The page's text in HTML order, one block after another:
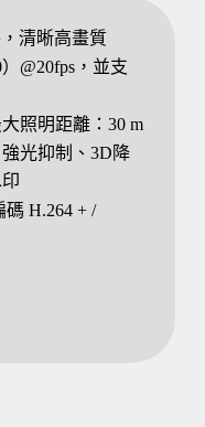
清晰高畫質
@20fps，並支
照明距離：30 m
光抑制、3D降
H.264 + /